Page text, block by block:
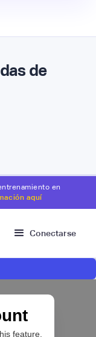
de
en
aquí
Conectarse
feature.
el futuro